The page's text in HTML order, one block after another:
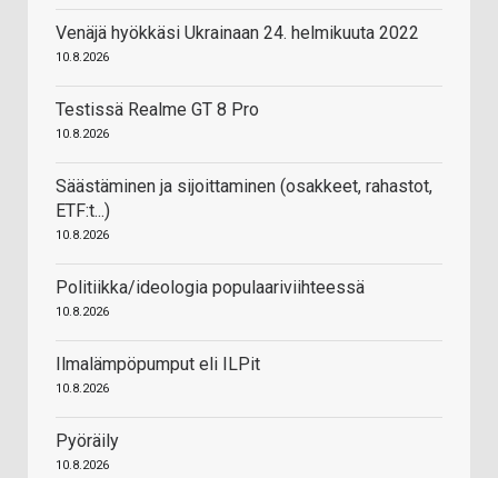
Venäjä hyökkäsi Ukrainaan 24. helmikuuta 2022
10.8.2026
Testissä Realme GT 8 Pro
10.8.2026
Säästäminen ja sijoittaminen (osakkeet, rahastot,
ETF:t...)
10.8.2026
Politiikka/ideologia populaariviihteessä
10.8.2026
Ilmalämpöpumput eli ILPit
10.8.2026
Pyöräily
10.8.2026